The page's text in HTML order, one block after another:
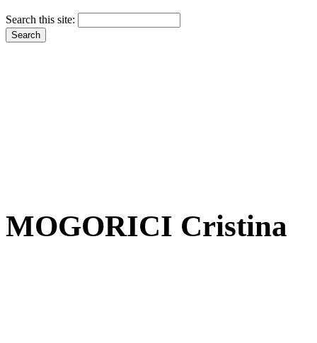
Search this site:
MOGORICI Cristina